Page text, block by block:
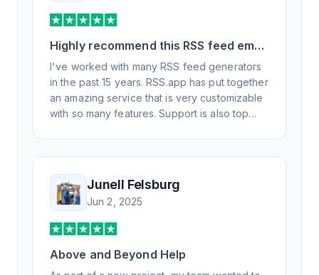
Highly recommend this RSS feed email
/ widget generator service.
I've worked with many RSS feed generators
in the past 15 years. RSS.app has put together
an amazing service that is very customizable
with so many features. Support is also top
professionally. Highly recommend for all your
RSS feed needs. Our trucking news hub
website couldn't work without it. Thank you.
Junell Felsburg
Jun 2, 2025
Above and Beyond Help